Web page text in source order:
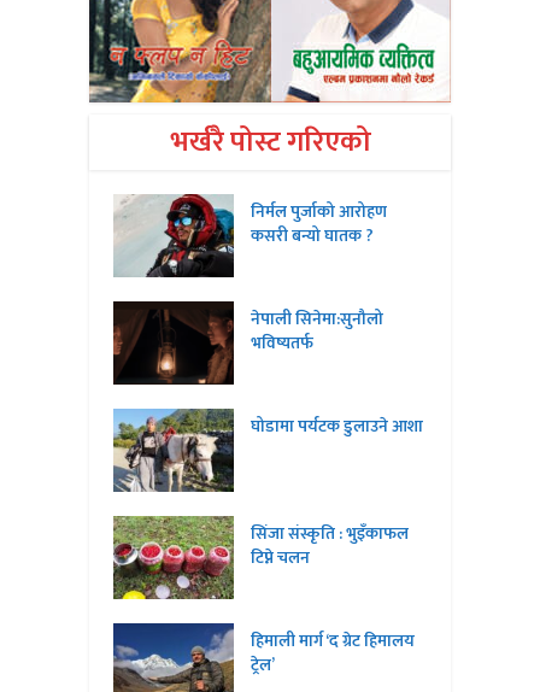
भर्खरै पोस्ट गरिएको
निर्मल पुर्जाको आरोहण
कसरी बन्यो घातक ?
नेपाली सिनेमा:सुनौलो
भविष्यतर्फ
घोडामा पर्यटक डुलाउने आशा
सिंजा संस्कृति : भुइँकाफल
टिप्ने चलन
हिमाली मार्ग ‘द ग्रेट हिमालय
ट्रेल’